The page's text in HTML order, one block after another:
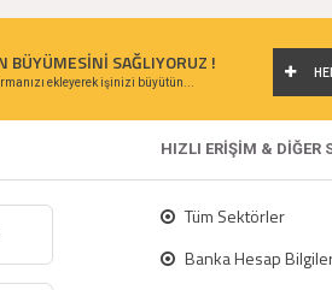
BÜYÜMESİNİ SAĞLIYORUZ !
ekleyerek işinizi büyütün...
HIZLI ERİŞİM & DİĞER
Tüm Sektörler
Banka Hesap